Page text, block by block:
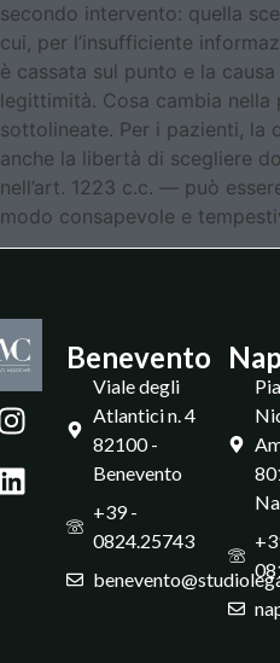
secondo intervento: quella
cui, per l’insufficiente
è cassata sul punto e la
legittimità. Cosa cambia
sottolineate. Per i pazienti, la
anche la libertà di scegliere
nell’art. 1223 c.c. — può
modo consapevole e
Benevento
Viale degli
Atlantici n. 4
82100 -
Benevento
+39 -
0824.25743